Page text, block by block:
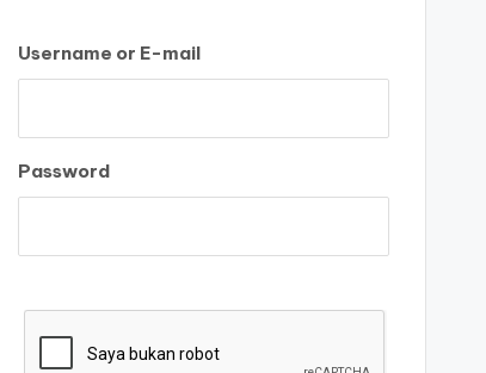
Username or E-mail
Password